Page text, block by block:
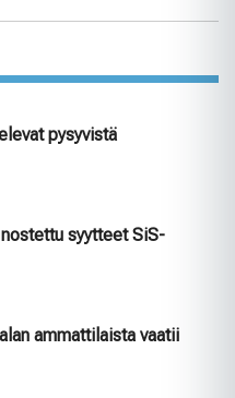
pysyvistä
syytteet SiS-
ammattilaista vaatii